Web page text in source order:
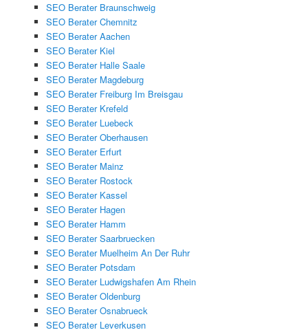
SEO Berater Braunschweig
SEO Berater Chemnitz
SEO Berater Aachen
SEO Berater Kiel
SEO Berater Halle Saale
SEO Berater Magdeburg
SEO Berater Freiburg Im Breisgau
SEO Berater Krefeld
SEO Berater Luebeck
SEO Berater Oberhausen
SEO Berater Erfurt
SEO Berater Mainz
SEO Berater Rostock
SEO Berater Kassel
SEO Berater Hagen
SEO Berater Hamm
SEO Berater Saarbruecken
SEO Berater Muelheim An Der Ruhr
SEO Berater Potsdam
SEO Berater Ludwigshafen Am Rhein
SEO Berater Oldenburg
SEO Berater Osnabrueck
SEO Berater Leverkusen